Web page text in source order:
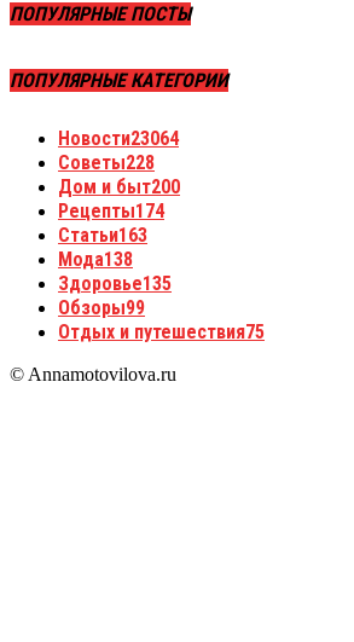
ПОПУЛЯРНЫЕ ПОСТЫ
ПОПУЛЯРНЫЕ КАТЕГОРИИ
Новости23064
Советы228
Дом и быт200
Рецепты174
Статьи163
Мода138
Здоровье135
Обзоры99
Отдых и путешествия75
© Annamotovilova.ru